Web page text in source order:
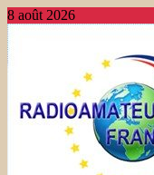
8 août 2026